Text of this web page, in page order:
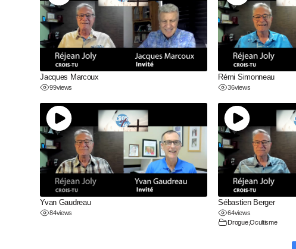
Jacques Marcoux
99views
Rémi Simonneau
36views
Yvan Gaudreau
84views
Sébastien Berger
64views
Drogue,Ocultisme